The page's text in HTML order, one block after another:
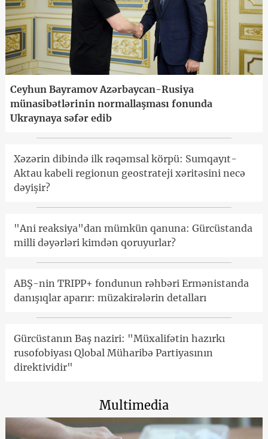
Ceyhun Bayramov Azərbaycan-Rusiya
münasibətlərinin normallaşması fonunda
Ukraynaya səfər edib
Xəzərin dibində ilk rəqəmsal körpü: Sumqayıt-
Aktau kabeli regionun geostrateji xəritəsini necə
dəyişir?
"Ani reaksiya"dan mümkün qanuna: Gürcüstanda
milli dəyərləri kimdən qoruyurlar?
ABŞ-nin TRIPP+ fondunun rəhbəri Ermənistanda
danışıqlar aparır: müzakirələrin detalları
Gürcüstanın Baş naziri: "Müxalifətin hazırkı
rusofobiyası Qlobal Müharibə Partiyasının
direktividir"
Multimedia